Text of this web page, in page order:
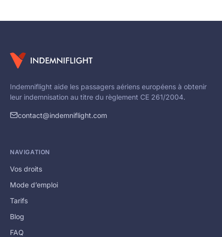
Indemniflight aide les passagers aériens européens à obtenir
leur indemnisation au titre du règlement CE 261/2004.
contact@indemniflight.com
NAVIGATION
Vos droits
Mode d’emploi
Tarifs
Blog
FAQ